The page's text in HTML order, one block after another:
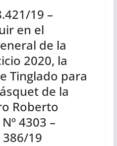
19 –
en el
de la
2020, la
Tinglado para
de la
Roberto
4303 –
386/19